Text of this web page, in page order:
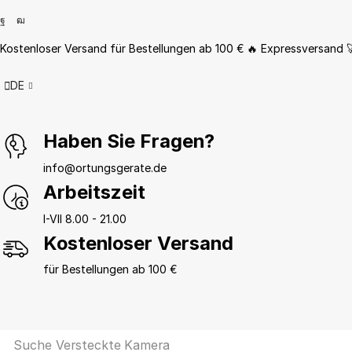
Kostenloser Versand für Bestellungen ab 100 € 🔥 Expressversand
DE
Haben Sie Fragen?
info@ortungsgerate.de
Arbeitszeit
I-VII 8.00 - 21.00
Kostenloser Versand
für Bestellungen ab 100 €
Suche Versteckte Kamera